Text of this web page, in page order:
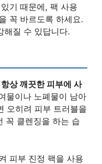
기 때문에, 팩 사용
꼭 바르도록 하세요.
해질 수 있답니다.
항상 깨끗한 피부에 사
물이나 노폐물이 남아
오히려 피부 트러블을
꼭 클렌징을 하는 습
피부 진정 팩을 사용